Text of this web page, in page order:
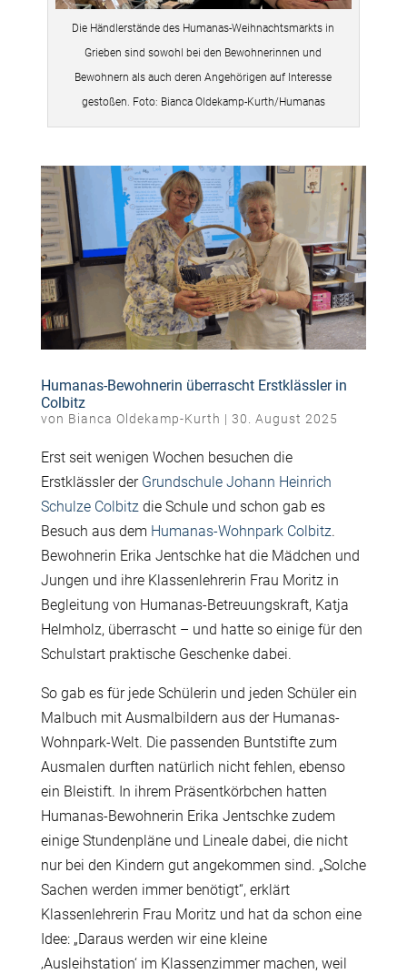
Die Händlerstände des Humanas-Weihnachtsmarkts in
Grieben sind sowohl bei den Bewohnerinnen und
Bewohnern als auch deren Angehörigen auf Interesse
gestoßen. Foto: Bianca Oldekamp-Kurth/Humanas
Humanas-Bewohnerin überrascht Erstklässler in
Colbitz
von Bianca Oldekamp-Kurth | 30. August 2025
Erst seit wenigen Wochen besuchen die
Erstklässler der Grundschule Johann Heinrich
Schulze Colbitzdie Schule und schon gab es
Besuch aus dem Humanas-Wohnpark Colbitz.
Bewohnerin Erika Jentschke hat die Mädchen und
Jungen und ihre Klassenlehrerin Frau Moritz in
Begleitung von Humanas-Betreuungskraft, Katja
Helmholz, überrascht – und hatte so einige für den
Schulstart praktische Geschenke dabei.
So gab es für jede Schülerin und jeden Schüler ein
Malbuch mit Ausmalbildern aus der Humanas-
Wohnpark-Welt. Die passenden Buntstifte zum
Ausmalen durften natürlich nicht fehlen, ebenso
ein Bleistift. In ihrem Präsentkörbchen hatten
Humanas-Bewohnerin Erika Jentschke zudem
einige Stundenpläne und Lineale dabei, die nicht
nur bei den Kindern gut angekommen sind. „Solche
Sachen werden immer benötigt“, erklärt
Klassenlehrerin Frau Moritz und hat da schon eine
Idee: „Daraus werden wir eine kleine
‚Ausleihstation‘ im Klassenzimmer machen, weil